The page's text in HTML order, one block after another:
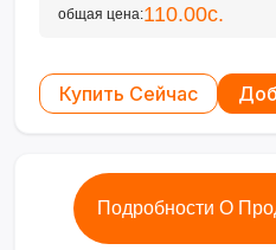
общая цена:110.00с.
Купить Сейчас
Подробности О